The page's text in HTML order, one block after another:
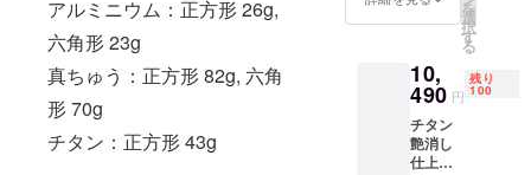
アルミニウム：正方形 26g,
六角形 23g
真ちゅう：正方形 82g, 六角
形 70g
チタン：正方形 43g
を
選
択
す
る
10,
490 円
残り
100
チタン
艶消し
仕上げ2